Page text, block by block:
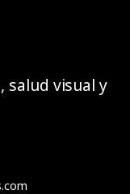
salud visual y